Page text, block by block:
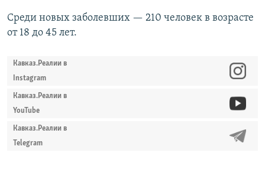
Среди новых заболевших — 210 человек в возрасте
от 18 до 45 лет.
Кавказ.Реалии в
Instagram
Кавказ.Реалии в
YouTube
Кавказ.Реалии в
Telegram